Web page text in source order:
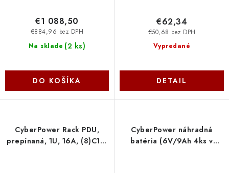
Na sklade (2 ks)
€884,96 bez DPH
€1 088,50
DO KOŠÍKA
Vypredané
€50,68 bez DPH
€62,34
DETAIL
CyberPower Rack PDU,
prepínaná, 1U, 16A, (8)C13,
CyberPower náhradná
batéria (6V/9Ah 4ks v